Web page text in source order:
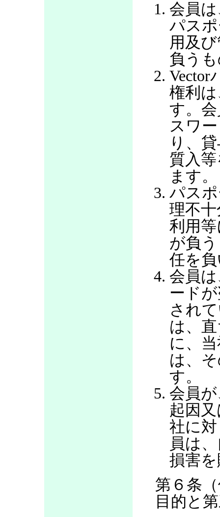
会員
パス
用及
負う
Vector
権利
す。
スワ
り、
質入
ます。
パス
理不
利用
が負
任を
会員
ード
され
は、
に、
は、
す。
会員
起因
社に
員は
損害
第６条
目的と